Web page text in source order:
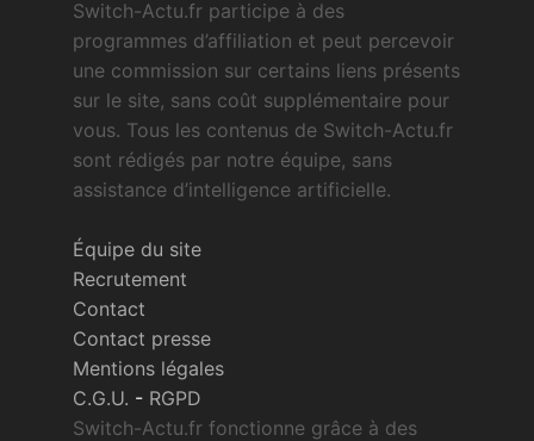
Switch-Actu.fr participe à des
programmes d’affiliation et peut percevoir
une commission sur certains liens présents
sur le site, sans coût supplémentaire pour
vous. Tous les contenus de Switch-Actu.fr
sont rédigés par notre équipe, sans
assistance d’intelligence artificielle.
Équipe du site
Recrutement
Contact
Contact presse
Mentions légales
C.G.U. - RGPD
Switch-Actu.fr fonctionne grâce à des